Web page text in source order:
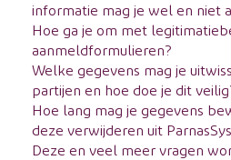
informatie mag je wel en niet
Hoe ga je om met
aanmeldformulieren?
Welke gegevens mag je
partijen en hoe doe je dit
Hoe lang mag je gegevens
deze verwijderen uit
Deze en veel meer vragen